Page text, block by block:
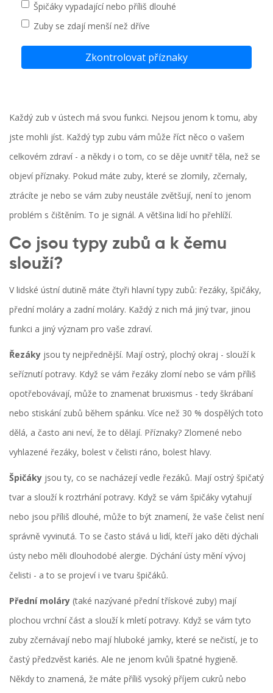
Špičáky vypadající nebo příliš dlouhé
Zuby se zdají menší než dříve
Zkontrolovat příznaky
Každý zub v ústech má svou funkci. Nejsou jenom k tomu, aby
jste mohli jíst. Každý typ zubu vám může říct něco o vašem
celkovém zdraví - a někdy i o tom, co se děje uvnitř těla, než se
objeví příznaky. Pokud máte zuby, které se zlomily, zčernaly,
ztrácíte je nebo se vám zuby neustále zvětšují, není to jenom
problém s čištěním. To je signál. A většina lidí ho přehlíží.
Co jsou typy zubů a k čemu
slouží?
V lidské ústní dutině máte čtyři hlavní typy zubů: řezáky, špičáky,
přední moláry a zadní moláry. Každý z nich má jiný tvar, jinou
funkci a jiný význam pro vaše zdraví.
Řezáky jsou ty nejpřednější. Mají ostrý, plochý okraj - slouží k
seříznutí potravy. Když se vám řezáky zlomí nebo se vám příliš
opotřebovávají, může to znamenat bruxismus - tedy škrábaní
nebo stiskání zubů během spánku. Více než 30 % dospělých toto
dělá, a často ani neví, že to dělají. Příznaky? Zlomené nebo
vyhlazené řezáky, bolest v čelisti ráno, bolest hlavy.
Špičáky jsou ty, co se nacházejí vedle řezáků. Mají ostrý špičatý
tvar a slouží k roztrhání potravy. Když se vám špičáky vytahují
nebo jsou příliš dlouhé, může to být znamení, že vaše čelist není
správně vyvinutá. To se často stává u lidí, kteří jako děti dýchali
ústy nebo měli dlouhodobé alergie. Dýchání ústy mění vývoj
čelisti - a to se projeví i ve tvaru špičáků.
Přední moláry (také nazývané přední třískové zuby) mají
plochou vrchní část a slouží k mletí potravy. Když se vám tyto
zuby zčernávají nebo mají hluboké jamky, které se nečistí, je to
častý předzvěst kariés. Ale ne jenom kvůli špatné hygieně.
Někdy to znamená, že máte příliš vysoký příjem cukrů nebo